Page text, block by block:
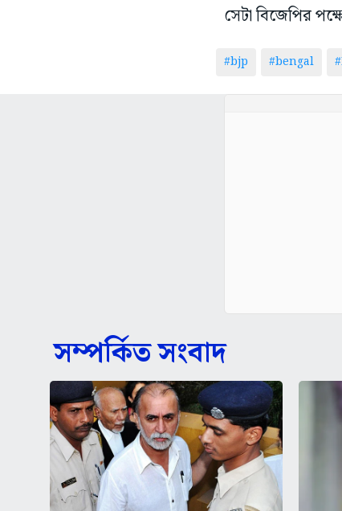
সেটা বিজেপির
#bjp #bengal
সম্পর্কিত সংবাদ